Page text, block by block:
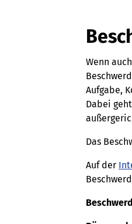
Wenn
Aufgabe,
Dabei
Das
Auf der